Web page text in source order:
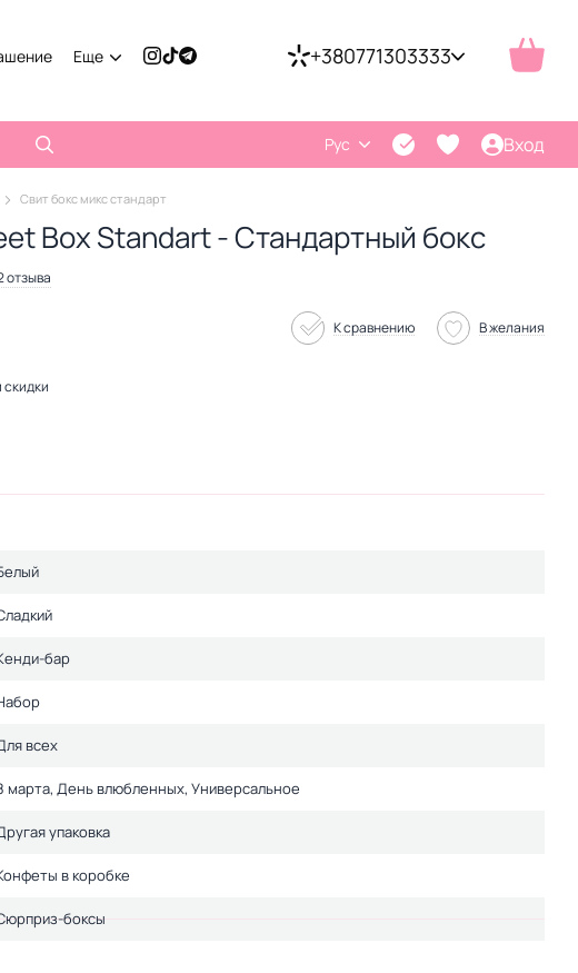
Еще +380771303333
Рус Вход
Свит бокс микс стандарт
Box Standart - Стандартный бокс
отзыва
К сравнению В желания
бар
всех
марта, День влюбленных, Универсальное
упаковка
в коробке
боксы